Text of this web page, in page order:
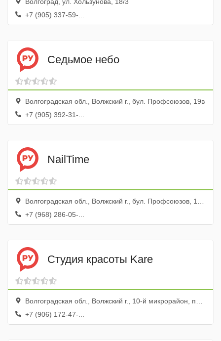
+7 (905) 337-59-...
Седьмое небо
Волгоградская обл., Волжский г., бул. Профсоюзов, 19в
+7 (905) 392-31-...
NailTime
Волгоградская обл., Волжский г., бул. Профсоюзов, 1б, ТЦ Планета Лето
+7 (968) 286-05-...
Студия красоты Kare
Волгоградская обл., Волжский г., 10-й микрорайон, пл. Труда, 19
+7 (906) 172-47-...